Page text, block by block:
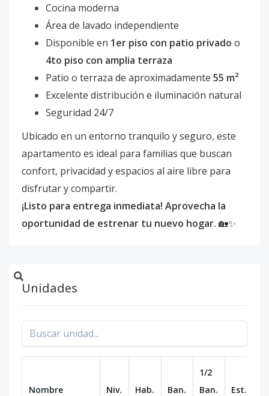
Cocina moderna
Área de lavado independiente
Disponible en 1er piso con patio privado o
4to piso con amplia terraza
Patio o terraza de aproximadamente 55 m²
Excelente distribución e iluminación natural
Seguridad 24/7
Ubicado en un entorno tranquilo y seguro, este
apartamento es ideal para familias que buscan
confort, privacidad y espacios al aire libre para
disfrutar y compartir.
¡Listo para entrega inmediata! Aprovecha la
oportunidad de estrenar tu nuevo hogar. 🏡✨
Unidades
Nombre Niv. Hab. Ban.
1/2
Ban.
Est.